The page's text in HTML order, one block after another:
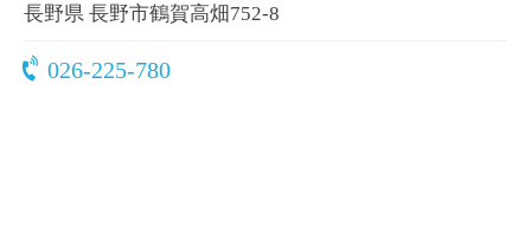
長野県 長野市鶴賀高畑752-8
026-225-780